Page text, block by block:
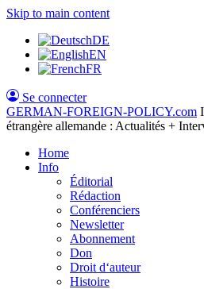
Skip to main content
DE
EN
FR
Se connecter
GERMAN-FOREIGN-POLICY.com
étrangère allemande : Actualités +
Home
Info
Éditorial
Rédaction
Conférenciers
Newsletter
Abonnement
Don
Droit d‘auteur
Histoire